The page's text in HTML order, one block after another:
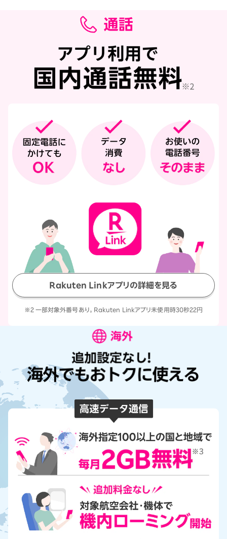
Rakuten Linkアプリの詳細を見る
※2 一部対象外番号あり。Rakuten Linkアプリ未使用時30秒22円